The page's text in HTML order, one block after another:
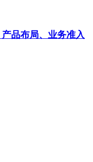
品布局、业务准入